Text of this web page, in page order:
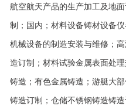
航空航天产品的生产加工及地
制；国内；材料设备铸材设备
机械设备的制造安装与维修；
造订制；材料试验金属表面处
铸造；有色金属铸造；游艇大
铸造订制；仓储不锈钢铸造铸